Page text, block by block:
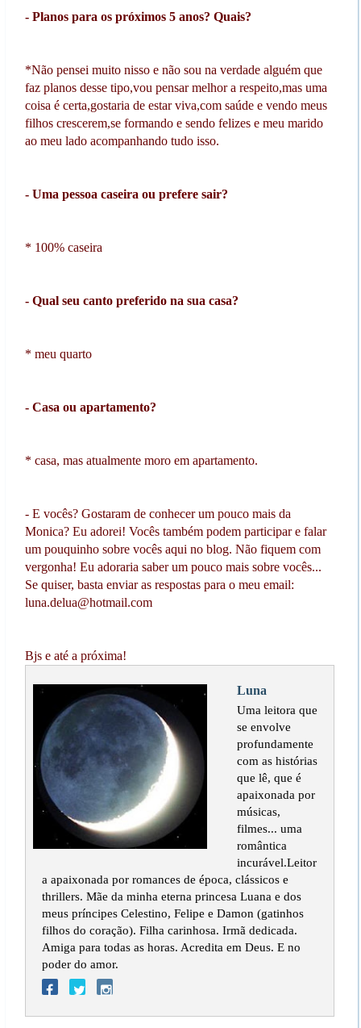
- Planos para os próximos 5 anos? Quais?
*Não pensei muito nisso e não sou na verdade alguém que
faz planos desse tipo,vou pensar melhor a respeito,mas uma
coisa é certa,gostaria de estar viva,com saúde e vendo meus
filhos crescerem,se formando e sendo felizes e meu marido
ao meu lado acompanhando tudo isso.
- Uma pessoa caseira ou prefere sair?
* 100% caseira
- Qual seu canto preferido na sua casa?
* meu quarto
- Casa ou apartamento?
* casa, mas atualmente moro em apartamento.
- E vocês? Gostaram de conhecer um pouco mais da
Monica? Eu adorei! Vocês também podem participar e falar
um pouquinho sobre vocês aqui no blog. Não fiquem com
vergonha! Eu adoraria saber um pouco mais sobre vocês...
Se quiser, basta enviar as respostas para o meu email:
luna.delua@hotmail.com
Bjs e até a próxima!
Luna
Uma leitora que
se envolve
profundamente
com as histórias
que lê, que é
apaixonada por
músicas,
filmes... uma
romântica
incurável.Leitor
a apaixonada por romances de época, clássicos e
thrillers. Mãe da minha eterna princesa Luana e dos
meus príncipes Celestino, Felipe e Damon (gatinhos
filhos do coração). Filha carinhosa. Irmã dedicada.
Amiga para todas as horas. Acredita em Deus. E no
poder do amor.